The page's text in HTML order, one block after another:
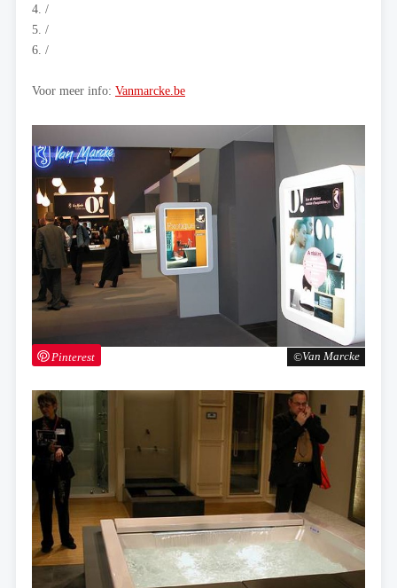
Van Marcke
Pinterest
4. /
5. /
6. /
Voor meer info: Vanmarcke.be